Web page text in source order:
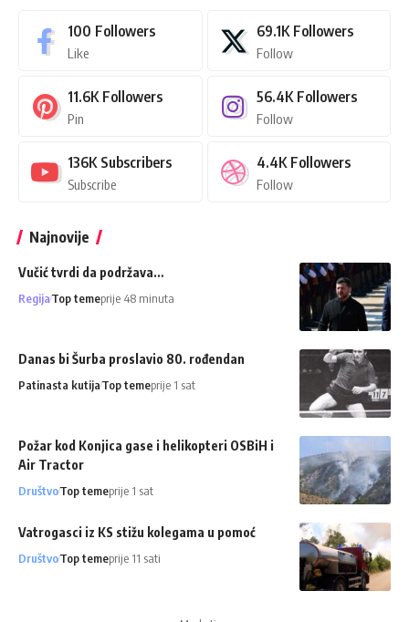
100 Followers
Like
69.1K Followers
Follow
11.6K Followers
Pin
56.4K Followers
Follow
136K Subscribers
Subscribe
4.4K Followers
Follow
Najnovije
Vučić tvrdi da podržava…
RegijaTop temeprije 48 minuta
Danas bi Šurba proslavio 80. rođendan
Patinasta kutijaTop temeprije 1 sat
Požar kod Konjica gase i helikopteri OSBiH i
Air Tractor
DruštvoTop temeprije 1 sat
Vatrogasci iz KS stižu kolegama u pomoć
DruštvoTop temeprije 11 sati